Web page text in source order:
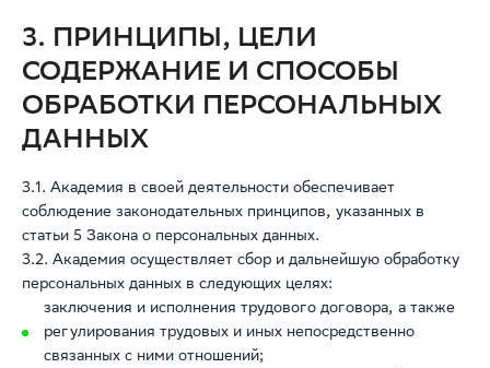
3. ПРИНЦИПЫ, ЦЕЛИ
СОДЕРЖАНИЕ И СПОСОБЫ
ОБРАБОТКИ ПЕРСОНАЛЬНЫХ
ДАННЫХ
3.1. Академия в своей деятельности обеспечивает
соблюдение законодательных принципов, указанных в
статьи 5 Закона о персональных данных.
3.2. Академия осуществляет сбор и дальнейшую обработку
персональных данных в следующих целях:
заключения и исполнения трудового договора, а также
регулирования трудовых и иных непосредственно
связанных с ними отношений;